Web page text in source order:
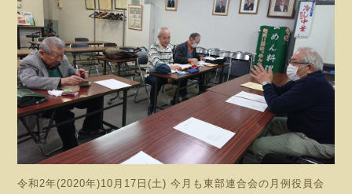
令和2年(2020年)10月17日(土) 今月も東部連合会の月例役員会